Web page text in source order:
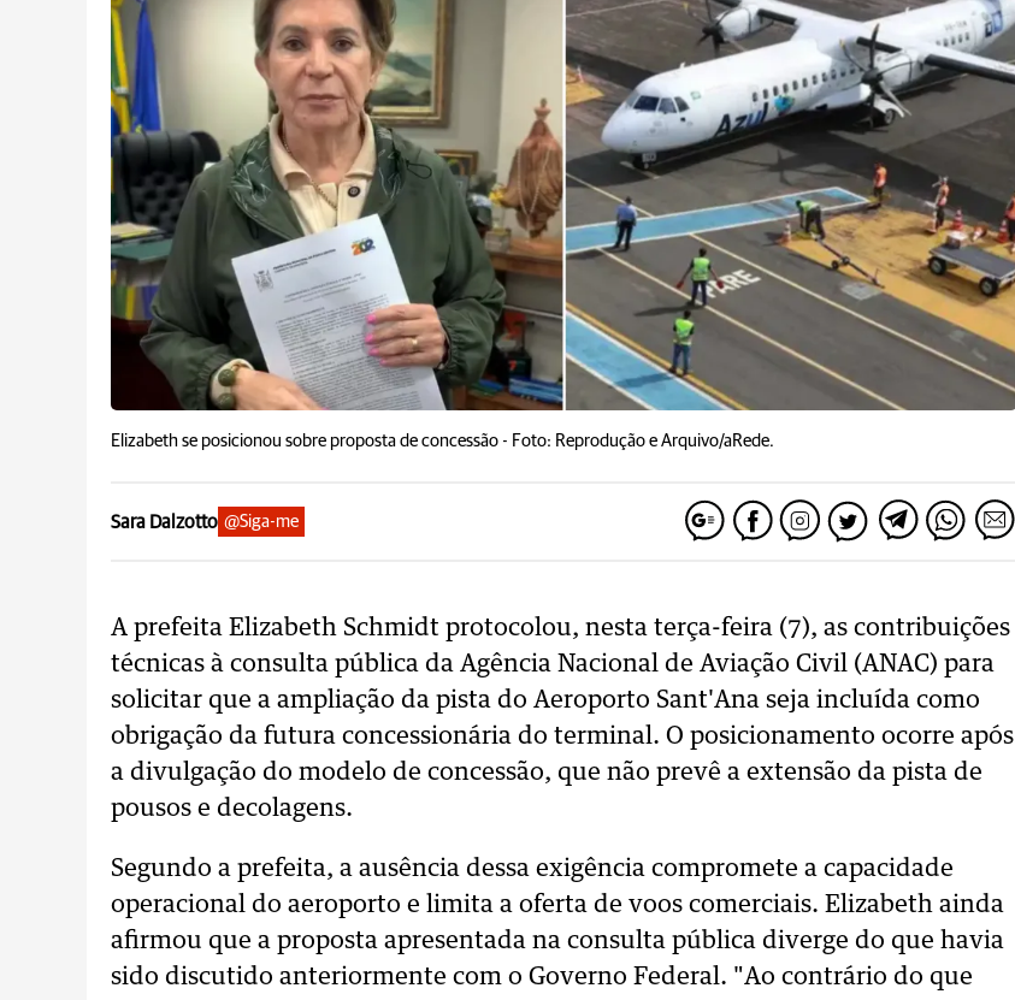
Elizabeth se posicionou sobre proposta de concessão - Foto: Reprodução e Arquivo/aRede.
Sara Dalzotto @Siga-me
A prefeita Elizabeth Schmidt protocolou, nesta terça-feira (7), as contribuições
técnicas à consulta pública da Agência Nacional de Aviação Civil (ANAC) para
solicitar que a ampliação da pista do Aeroporto Sant'Ana seja incluída como
obrigação da futura concessionária do terminal. O posicionamento ocorre após
a divulgação do modelo de concessão, que não prevê a extensão da pista de
pousos e decolagens.
Segundo a prefeita, a ausência dessa exigência compromete a capacidade
operacional do aeroporto e limita a oferta de voos comerciais. Elizabeth ainda
afirmou que a proposta apresentada na consulta pública diverge do que havia
sido discutido anteriormente com o Governo Federal. "Ao contrário do que